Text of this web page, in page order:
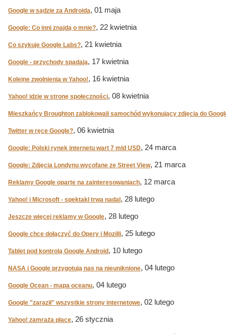
Google w sądzie za Androida, 01 maja
Google: Co inni znajdą o mnie?, 22 kwietnia
Co szykuje Google Labs?, 21 kwietnia
Google - przychody spadają, 17 kwietnia
Kolejne zwolnienia w Yahoo!, 16 kwietnia
Yahoo! idzie w stronę społeczności, 08 kwietnia
Mieszkańcy Broughton zablokowali samochód wykonujący zdjęcia do
Twitter w ręce Google?, 06 kwietnia
Google: Polski rynek internetu wart 7 mld USD, 24 marca
Google: Zdjęcia Londynu wycofane ze Street View, 21 marca
Reklamy Google oparte na zainteresowaniach, 12 marca
Yahoo! i Microsoft - spektakl trwa nadal , 28 lutego
Jeszcze więcej reklamy w Google, 28 lutego
Google chce dołączyć do Opery i Mozilli, 25 lutego
Tablet pod kontrolą Google Android , 10 lutego
NASA i Google przygotują nas na nieuniknione, 04 lutego
Google Ocean - mapa oceanu, 04 lutego
Google "zaraził" wszystkie strony internetowe, 02 lutego
Yahoo! zamraża płace, 26 stycznia